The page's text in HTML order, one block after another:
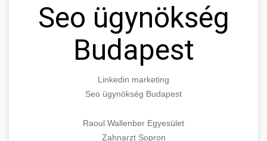
Seo ügynökség
Budapest
Linkedin marketing
Seo ügynökség Budapest
Raoul Wallenber Egyesület
Zahnarzt Sopron